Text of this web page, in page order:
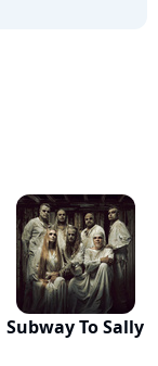
Subway To Sally